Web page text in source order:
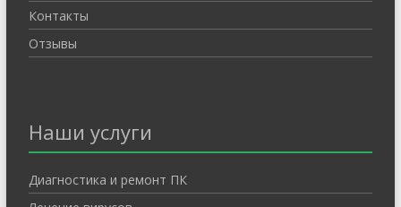
Контакты
Отзывы
Наши услуги
Диагностика и ремонт ПК